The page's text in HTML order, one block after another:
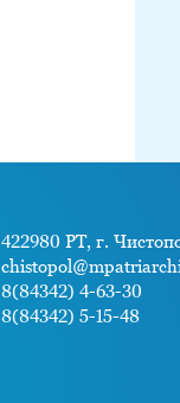
422980 РТ, г.
8(84342) 4-63-30
8(84342) 5-15-48